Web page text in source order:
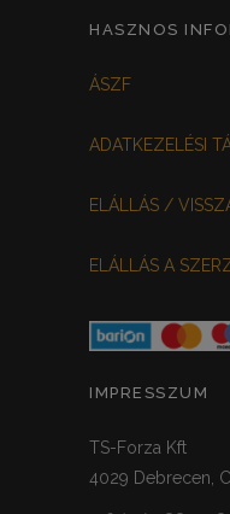
HASZNOS
ÁSZF
ADATKEZELÉSI
ELÁLLÁS /
ELÁLLÁS A
IMPRESSZUM
TS-Forza Kft
4029 Debrecen,